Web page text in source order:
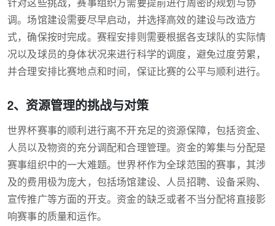
针对这些挑战，赛事组织方需要提前进行周密的规划与协
调。场馆建设需要尽早启动，并选择高效的建设与改造方
式，确保按时完成。赛程安排则需要根据各支球队的实际情
况以及球员的身体状况来进行科学的调度，避免过度劳累，
并合理安排比赛地点和时间，保证比赛的公平与顺利进行。
2、资源管理的挑战与对策
世界杯赛事的顺利进行离不开充足的资源保障，包括资金、
人员以及物资的充分调配和合理管理。资金的筹集与分配是
赛事组织中的一大难题。世界杯作为全球范围的赛事，其涉
及的费用极为庞大，包括场馆建设、人员招聘、设备采购、
宣传推广等方面的开支。资金的缺乏或者不当分配将直接影
响赛事的质量和运作。